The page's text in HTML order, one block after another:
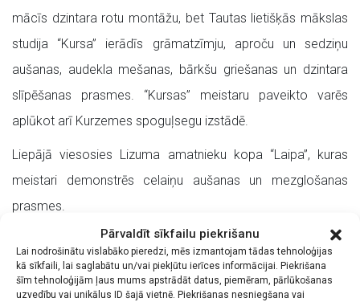
Pārvaldīt sīkfailu piekrišanu
Lai nodrošinātu vislabāko pieredzi, mēs izmantojam tādas tehnoloģijas
kā sīkfaili, lai saglabātu un/vai piekļūtu ierīces informācijai. Piekrišana
šīm tehnoloģijām ļaus mums apstrādāt datus, piemēram, pārlūkošanas
uzvedību vai unikālus ID šajā vietnē. Piekrišanas nesniegšana vai
mācīs dzintara rotu montāžu, bet Tautas lietišķās mākslas
studija “Kursa” ierādīs grāmatzīmju, aproču un sedziņu
aušanas, audekla mešanas, bārkšu griešanas un dzintara
slīpēšanas prasmes. “Kursas” meistaru paveikto varēs
aplūkot arī Kurzemes spoguļsegu izstādē.
Liepājā viesosies Lizuma amatnieku kopa “Laipa”, kuras
meistari demonstrēs celaiņu aušanas un mezglošanas
prasmes.
Biedrība “Liepājas optimistu pulks” “Līvas ciema svētku”
apmeklētājus iepazīstinās ar senajām lauku sētas amata
prasmēm – veļas rullēšanu, malkas zāģēšanu, aušanu,